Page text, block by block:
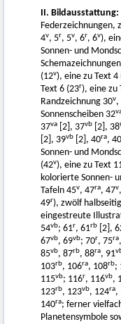
II. Bildausstattung:
Federzeichnungen,
4v, 5r, 5v, 6r, 6v),
Sonnen- und
(12v), eine zu Text 4
Text 6 (23r), eine zu
Randzeichnung 30v,
Sonnenscheiben 32
37va [2], 37vb [2], 38
[2], 39vb [2], 40ra, 40
Sonnen- und
(42v), eine zu Text
kolorierte Sonnen-
Tafeln 45v, 47ra, 47v
49r), zwölf
eingestreute
54vb; 61r, 61rb [2],
67vb, 69vb; 70r, 75ra
85vb, 87rb, 88ra, 91
103rb, 106ra, 108rb;
115vb; 116r, 116vb,
123rb, 123vb, 124ra,
140ra; ferner
Planetensymbole